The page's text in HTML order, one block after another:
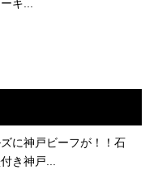
キ...
に神戸ビーフが！！石
き神戸...